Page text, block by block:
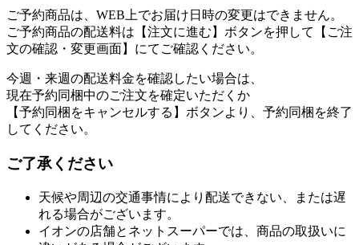
ご予約商品は、WEB上でお届け日時の変更はできません。
ご予約商品の配送料は【注文に進む】ボタンを押して【ご注
文の確認・変更画面】にてご確認ください。
今週・来週の配送料金を確認したい場合は、
現在予約同梱中のご注文を確定いただくか
【予約同梱をキャンセルする】ボタンより、予約同梱を終了
してください。
ご了承ください
天候や周辺の交通事情により配送できない、または遅
れる場合がございます。
イオンの店舗とネットスーパーでは、商品の取扱いに